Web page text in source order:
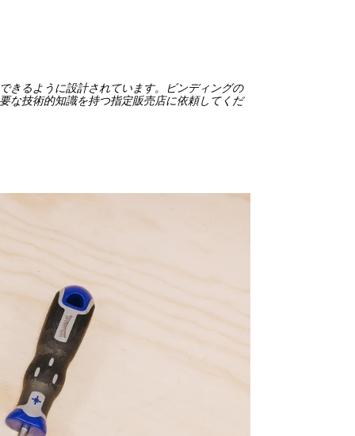
きるように設計されています。ビンディングの
な技術的知識を持つ指定販売店に依頼してくだ